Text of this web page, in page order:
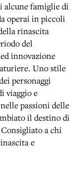
alcune famiglie di
operai in piccoli
rinascita
del
innovazione
Uno stile
personaggi
viaggio e
passioni delle
il destino di
a chi
e